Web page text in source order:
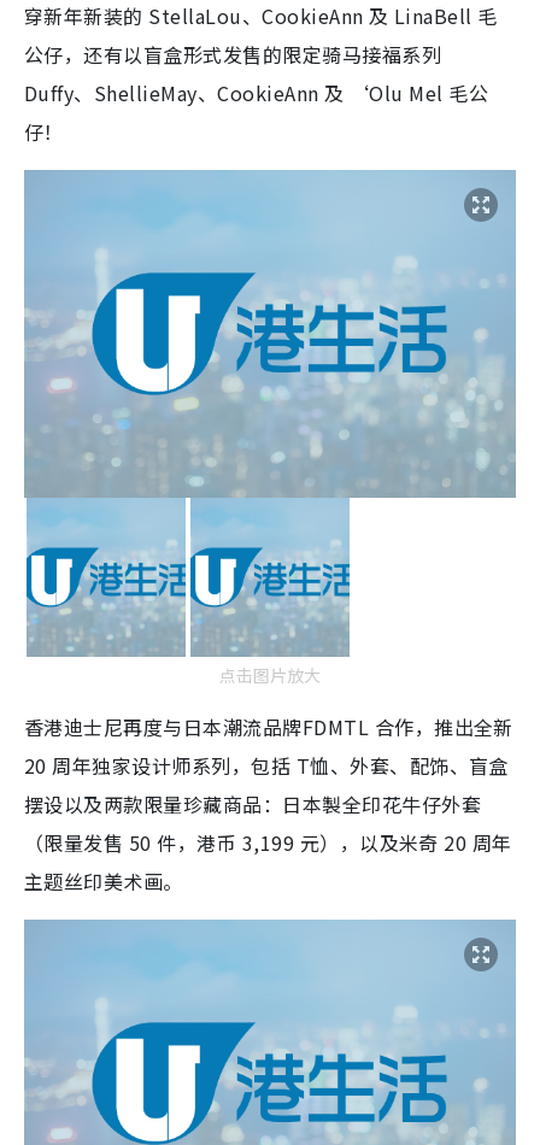
穿新年新装的 StellaLou、CookieAnn 及 LinaBell 毛
公仔，还有以盲盒形式发售的限定骑马接福系列
Duffy、ShellieMay、CookieAnn 及 ‘Olu Mel 毛公
仔！
点击图片放大
香港迪士尼再度与日本潮流品牌FDMTL 合作，推出全新
20 周年独家设计师系列，包括 T恤、外套、配饰、盲盒
摆设以及两款限量珍藏商品：日本製全印花牛仔外套
（限量发售 50 件，港币 3,199 元），以及米奇 20 周年
主题丝印美术画。